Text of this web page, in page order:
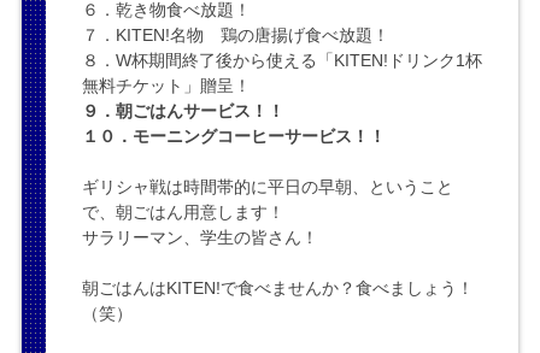
６．乾き物食べ放題！
７．KITEN!名物 鶏の唐揚げ食べ放題！
８．W杯期間終了後から使える「KITEN!ドリンク1杯
無料チケット」贈呈！
９．朝ごはんサービス！！
１０．モーニングコーヒーサービス！！
ギリシャ戦は時間帯的に平日の早朝、ということ
で、朝ごはん用意します！
サラリーマン、学生の皆さん！
朝ごはんはKITEN!で食べませんか？食べましょう！
（笑）